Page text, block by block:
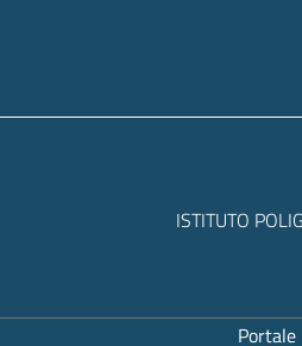
ISTITUTO